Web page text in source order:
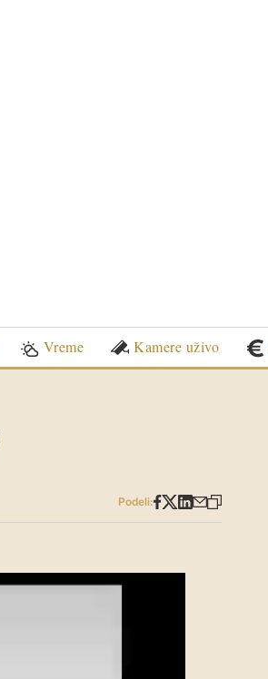
Vreme Kamere uživo
Podeli: